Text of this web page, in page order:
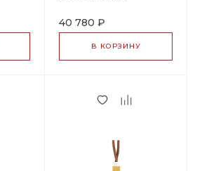
секция
40 780 ₽
В КОРЗИНУ